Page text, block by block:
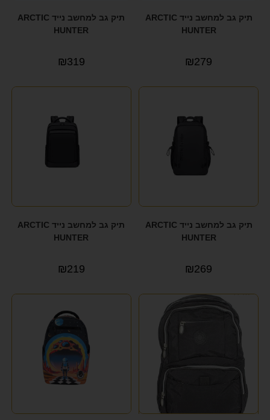
תיק גב למחשב נייד ARCTIC
HUNTER
₪279
תיק גב למחשב נייד ARCTIC
HUNTER
₪319
תיק גב למחשב נייד ARCTIC
HUNTER
₪269
תיק גב למחשב נייד ARCTIC
HUNTER
₪219